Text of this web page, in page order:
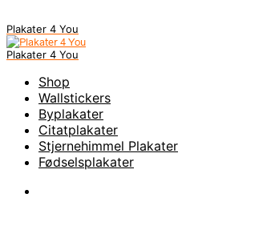
Plakater 4 You
Plakater 4 You
Shop
Wallstickers
Byplakater
Citatplakater
Stjernehimmel Plakater
Fødselsplakater